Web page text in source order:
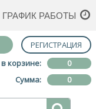
ГРАФИК РАБОТЫ
РЕГИСТРАЦИЯ
корзине:
0
Сумма:
0